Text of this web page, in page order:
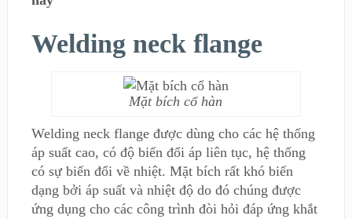
Welding neck flange
Mặt bích cổ hàn
Welding neck flange được dùng cho các hệ thống
áp suất cao, có độ biến đổi áp liên tục, hệ thống
có sự biến đổi về nhiệt. Mặt bích rất khó biến
dạng bởi áp suất và nhiệt độ do đó chúng được
ứng dụng cho các công trình đòi hỏi đáp ứng khắt